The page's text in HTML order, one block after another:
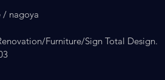
/ nagoya
Furniture/Sign Total Design.